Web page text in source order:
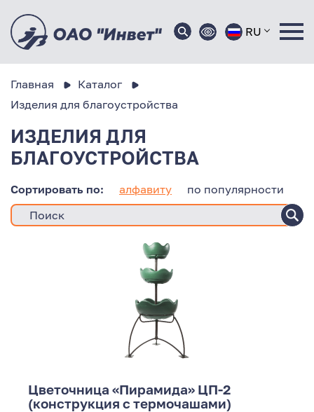
RU
Главная
Каталог
Изделия для благоустройства
ИЗДЕЛИЯ ДЛЯ
БЛАГОУСТРОЙСТВА
Сортировать по: алфавиту по популярности
Цветочница «Пирамида» ЦП-2
(конструкция с термочашами)